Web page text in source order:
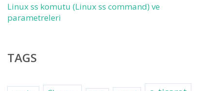
Linux ss komutu (Linux ss command) ve
parametreleri
TAGS